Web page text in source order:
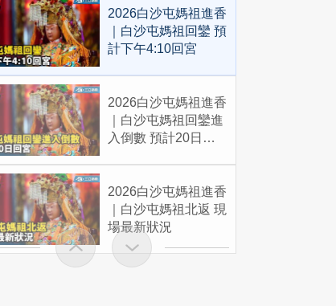
2026白沙屯媽祖進香
｜白沙屯媽祖回鑾 預
計下午4:10回宮
2026白沙屯媽祖進香
｜白沙屯媽祖回鑾進
入倒數 預計20日回
2026白沙屯媽祖進香
｜白沙屯媽祖北返 現
場最新狀況